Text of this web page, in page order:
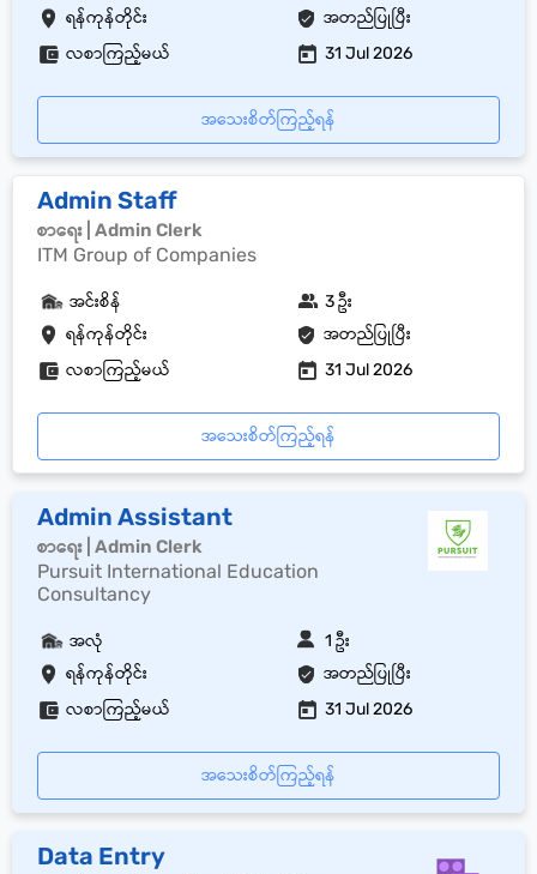
ရန်ကုန်တိုင်း အတည်ပြုပြီး
လစာကြည့်မယ် 31 Jul 2026
အသေးစိတ်ကြည့်ရန်
Admin Staff
စာရေး | Admin Clerk
ITM Group of Companies
ရန်ကုန်တိုင်း အတည်ပြုပြီး
အင်းစိန် 3 ဦး
လစာကြည့်မယ် 31 Jul 2026
အသေးစိတ်ကြည့်ရန်
Admin Assistant
စာရေး | Admin Clerk
Pursuit International Education
Consultancy
ရန်ကုန်တိုင်း အတည်ပြုပြီး
အလုံ 1 ဦး
လစာကြည့်မယ် 31 Jul 2026
အသေးစိတ်ကြည့်ရန်
Data Entry